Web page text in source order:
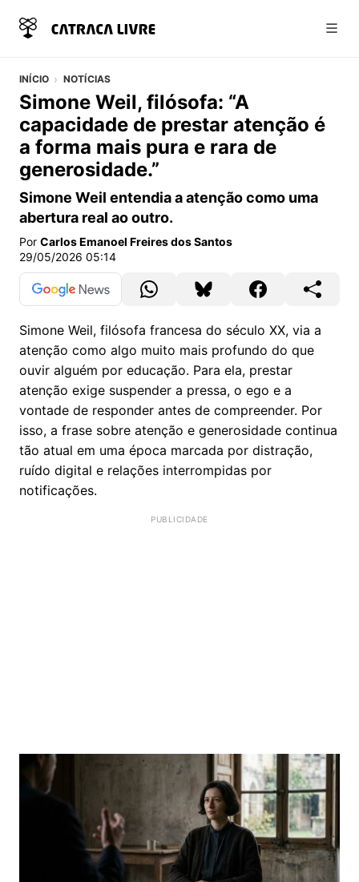
INÍCIO NOTÍCIAS
Simone Weil, filósofa: “A
capacidade de prestar atenção é
a forma mais pura e rara de
generosidade.”
Simone Weil entendia a atenção como uma
abertura real ao outro.
Por Carlos Emanoel Freires dos Santos
29/05/2026 05:14
Simone Weil, filósofa francesa do século XX, via a
atenção como algo muito mais profundo do que
ouvir alguém por educação. Para ela, prestar
atenção exige suspender a pressa, o ego e a
vontade de responder antes de compreender. Por
isso, a frase sobre atenção e generosidade continua
tão atual em uma época marcada por distração,
ruído digital e relações interrompidas por
notificações.